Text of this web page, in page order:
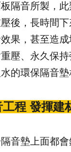
隔音所製，
後，長時間
果，甚至造成
壓、永久保
的環保隔音墊
程 發揮建
音墊上面都